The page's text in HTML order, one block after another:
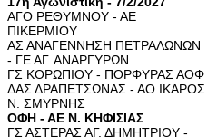
ΑΓΟ ΡΕΘΥΜΝΟΥ - ΑΕ
ΠΙΚΕΡΜΙΟΥ
ΑΣ ΑΝΑΓΕΝΝΗΣΗ ΠΕΤΡΑΛΩΝΩΝ
- ΓΕ ΑΓ. ΑΝΑΡΓΥΡΩΝ
ΓΣ ΚΟΡΩΠΙΟΥ - ΠΟΡΦΥΡΑΣ ΑΟΦ
ΔΑΣ ΔΡΑΠΕΤΣΩΝΑΣ - ΑΟ ΙΚΑΡΟΣ
Ν. ΣΜΥΡΝΗΣ
ΟΦΗ - ΑΕ Ν. ΚΗΦΙΣΙΑΣ
ΓΣ ΑΣΤΕΡΑΣ ΑΓ. ΔΗΜΗΤΡΙΟΥ -